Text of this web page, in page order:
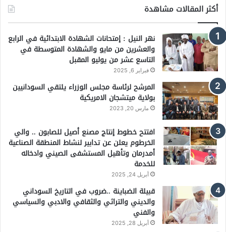
أكثر المقالات مشاهدة
نهر النيل : إمتحانات الشهادة الابتدائية في الرابع
والعشرين من مايو والشهادة المتوسطة في
التاسع عشر من يوليو المقبل
فبراير 6, 2025
المرشح لرئاسة مجلس الوزراء يلتقي السودانيين
بولاية ميتشجان الامريكية
مارس 20, 2023
افتتح خطوط إنتاج مصنع أصيل للصابون .. والي
الخرطوم يعلن عن تدابير لنشاط المنطقة الصناعية
أمدرمان وتأهيل المستشفى الصيني وادخاله
للخدمة
أبريل 24, 2025
قبيلة الضباينة ..ضروب في التاريخ السوداني
والديني والتراثي والثقافي والادبي والسياسي
والفني
أبريل 28, 2025